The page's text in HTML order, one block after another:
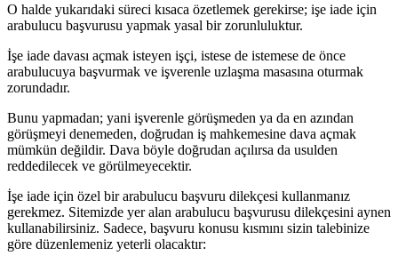
O halde yukarıdaki süreci kısaca özetlemek gerekirse; işe iade için
arabulucu başvurusu yapmak yasal bir zorunluluktur.
İşe iade davası açmak isteyen işçi, istese de istemese de önce
arabulucuya başvurmak ve işverenle uzlaşma masasına oturmak
zorundadır.
Bunu yapmadan; yani işverenle görüşmeden ya da en azından
görüşmeyi denemeden, doğrudan iş mahkemesine dava açmak
mümkün değildir. Dava böyle doğrudan açılırsa da usulden
reddedilecek ve görülmeyecektir.
İşe iade için özel bir arabulucu başvuru dilekçesi kullanmanız
gerekmez. Sitemizde yer alan arabulucu başvurusu dilekçesini aynen
kullanabilirsiniz. Sadece, başvuru konusu kısmını sizin talebinize
göre düzenlemeniz yeterli olacaktır: